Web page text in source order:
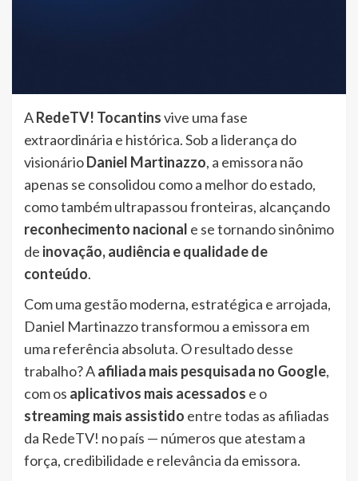
ARedeTV! Tocantinsvive uma fase
extraordinária e histórica. Sob a liderança do
visionárioDaniel Martinazzo, a emissora não
apenas se consolidou como a melhor do estado,
como também ultrapassou fronteiras, alcançando
reconhecimento nacional e se tornando sinônimo
de inovação, audiência e qualidade de
conteúdo.
Com uma gestão moderna, estratégica e arrojada,
Daniel Martinazzo transformou a emissora em
uma referência absoluta. O resultado desse
trabalho? Aafiliada mais pesquisada no Google,
com os aplicativos mais acessados e o
streaming mais assistido entre todas as afiliadas
da RedeTV! no país — números que atestam a
força, credibilidade e relevância da emissora.